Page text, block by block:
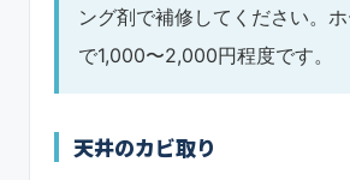
ング剤で補修してください。
で1,000〜2,000円程度です。
天井のカビ取り